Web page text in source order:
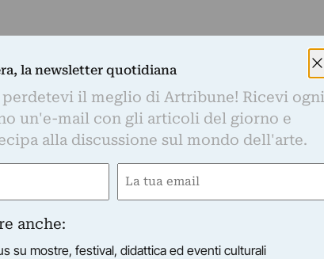
la newsletter quotidiana
perdetevi il meglio di Artribune! Ricevi ogni
un'e-mail con gli articoli del giorno e
alla discussione sul mondo dell'arte.
Email
anche:
su mostre, festival, didattica ed eventi culturali